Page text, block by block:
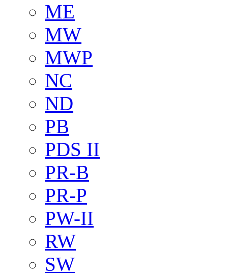
ME
MW
MWP
NC
ND
PB
PDS II
PR-B
PR-P
PW-II
RW
SW